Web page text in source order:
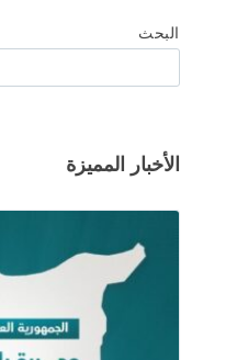
البحث
الأخبار المميزة